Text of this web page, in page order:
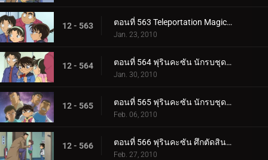
12 - 563 ตอนที่ 563 Teleportation Magic ของจอมโจรคิด (ตอนพิเศษ 2)
Jan. 23, 2010
12 - 564 ตอนที่ 564 ฟุรินคะซัน นักรบชุดเกราะในเขาวงกต (ตอนพิเศษ 1)
Jan. 30, 2010
12 - 565 ตอนที่ 565 ฟุรินคะซัน นักรบชุดเกราะในเขาวงกต (ตอนพิเศษ 2)
Feb. 06, 2010
12 - 566 ตอนที่ 566 ฟุรินคะซัน ศึกตัดสินระหว่างเงาและสายฟ้า
Feb. 27, 2010